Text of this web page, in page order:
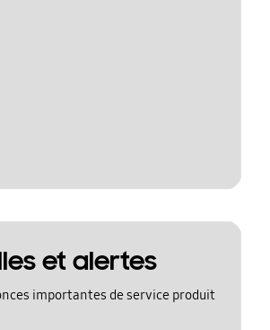
et alertes
importantes de service produit